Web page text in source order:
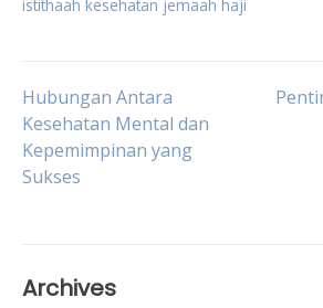
istithaah kesehatan jemaah haji
Post
navigation
Hubungan Antara
Kesehatan Mental dan
Kepemimpinan yang
Sukses
Archives